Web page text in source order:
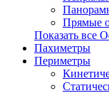
Прямые
Показать все
Пахиметры
Периметры